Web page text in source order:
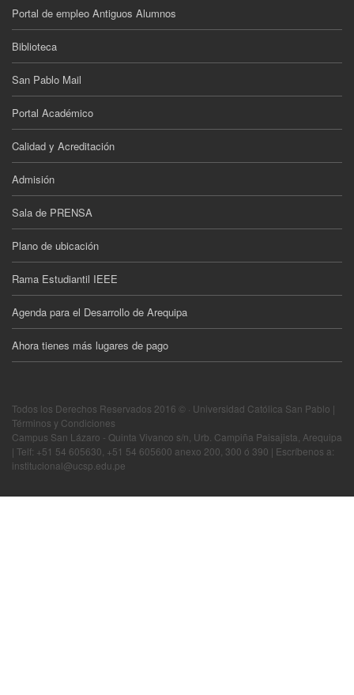
Portal de empleo Antiguos Alumnos
Biblioteca
San Pablo Mail
Portal Académico
Calidad y Acreditación
Admisión
Sala de PRENSA
Plano de ubicación
Rama Estudiantil IEEE
Agenda para el Desarrollo de Arequipa
Ahora tienes más lugares de pago
Todos los Derechos Reservados 2016 © · Universidad Católica San Pablo |
Términos y Condiciones
Campus San Lázaro - Quinta Vivanco s/n, Urb. Campiña Paisajista, Arequipa
| Telf: +51 54 605630, +51 54 605600 anexo 200, 300 ó 390 | Escríbenos a:
institucional@ucsp.edu.pe